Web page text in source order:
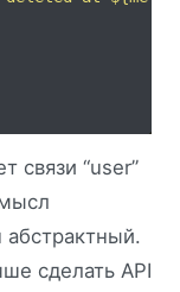
связи “user”
абстрактный.
сделать API